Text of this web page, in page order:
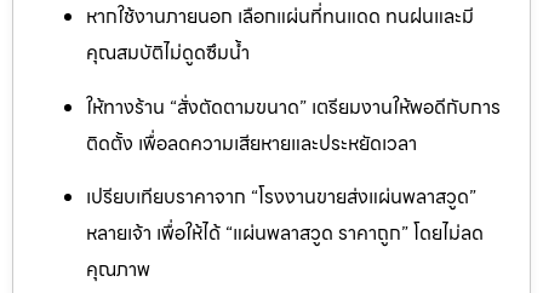
หากใช้งานภายนอก เลือกแผ่นที่ทนแดด ทนฝนและมี
คุณสมบัติไม่ดูดซึมน้ำ
ให้ทางร้าน “สั่งตัดตามขนาด” เตรียมงานให้พอดีกับการ
ติดตั้ง เพื่อลดความเสียหายและประหยัดเวลา
เปรียบเทียบราคาจาก “โรงงานขายส่งแผ่นพลาสวูด”
หลายเจ้า เพื่อให้ได้ “แผ่นพลาสวูด ราคาถูก” โดยไม่ลด
คุณภาพ